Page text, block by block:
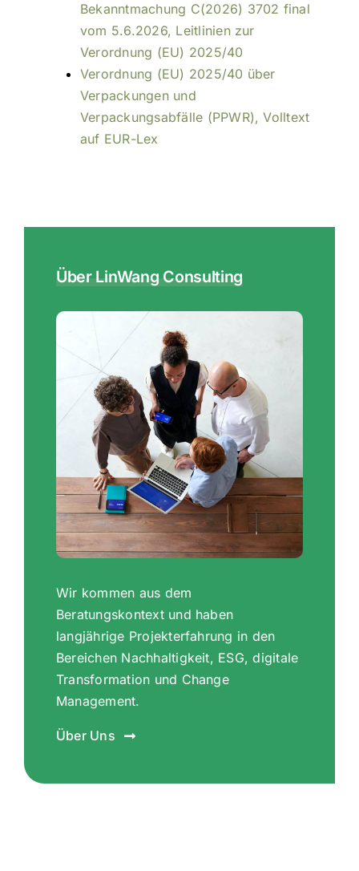
Bekanntmachung C(2026) 3702 final
vom 5.6.2026, Leitlinien zur
Verordnung (EU) 2025/40
Verordnung (EU) 2025/40 über
Verpackungen und
Verpackungsabfälle (PPWR), Volltext
auf EUR-Lex
Über LinWang Consulting
Wir kommen aus dem
Beratungskontext und haben
langjährige Projekterfahrung in den
Bereichen Nachhaltigkeit, ESG, digitale
Transformation und Change
Management.
Über Uns